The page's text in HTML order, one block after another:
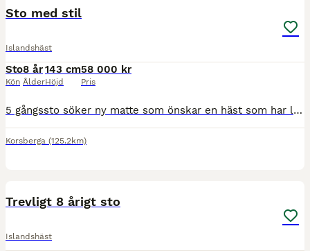
Sto med stil
Islandshäst
Sto
Kön
8 år
Ålder
143 cm
Höjd
58 000 kr
Pris
5 gångssto söker ny matte som önskar en häst som har lätt för alla gångarter men är inte tränad. Hon är mjuk att sitta på och mjuk i munnen. Har stora gångarter. Vi letar efter ett hem till henne där
Korsberga (125.2km)
Trevligt 8 årigt sto
Islandshäst